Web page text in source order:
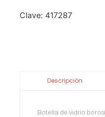
Clave: 417287
Descripción
Botella de vidrio